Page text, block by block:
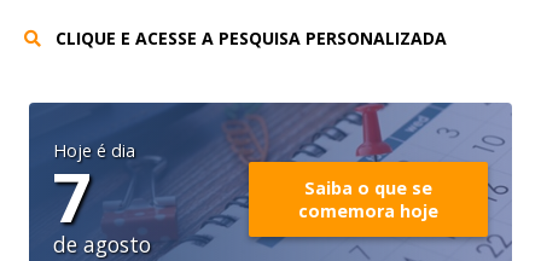
CLIQUE E ACESSE A PESQUISA PERSONALIZADA
Hoje é dia
7
de agosto
Saiba o que se
comemora hoje